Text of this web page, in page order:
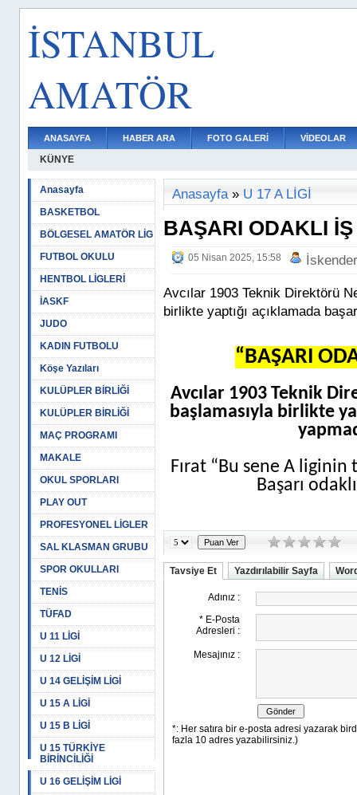
İSTANBUL
AMATÖR
ANASAYFA HABER ARA FOTO GALERİ VİDEOLAR
KÜNYE
Anasayfa
BASKETBOL
BÖLGESEL AMATÖR LİG
FUTBOL OKULU
HENTBOL LİGLERİ
İASKF
JUDO
KADIN FUTBOLU
Köşe Yazıları
KULÜPLER BİRLİĞİ
KULÜPLER BİRLİĞİ
MAÇ PROGRAMI
MAKALE
OKUL SPORLARI
PLAY OUT
PROFESYONEL LİGLER
SAL KLASMAN GRUBU
SPOR OKULLARI
TENİS
TÜFAD
U 11 LİGİ
U 12 LİGİ
U 14 GELİŞİM LİGİ
U 15 A LİGİ
U 15 B LİGİ
U 15 TÜRKİYE
BİRİNCİLİĞİ
U 16 GELİŞİM LİGİ
Anasayfa» U 17 A LİGİ
BAŞARI ODAKLI
05 Nisan 2025, 15:58
Avcılar 1903 Teknik Direktörü
birlikte yaptığı açıklamada
“BAŞARI
Avcılar 1903 Teknik
başlamasıyla birlikte
Fırat “Bu sene A
Başarı
Tavsiye Et Yazdırılabilir Sayfa